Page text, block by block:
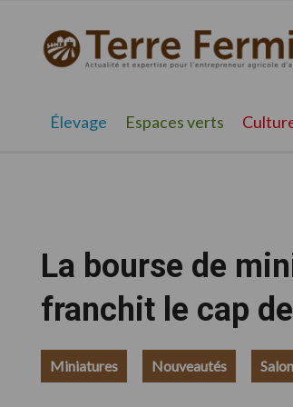
navigation
principale
contenu
principal
Fermière
Actualité
et
pour
Élevage Espaces verts
La bourse de
franchit le cap
Miniatures Nouveautés Salon